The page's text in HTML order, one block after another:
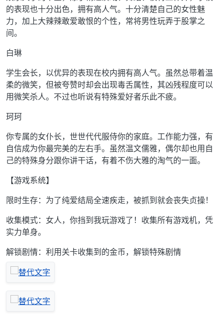
的表现也十分出色，拥有高人气。十分清楚自己的女性魅
力，加上大辣辣敢爱敢恨的个性，常将男性玩弄于股掌之
间。
白琳
学生会长，以优异的表现在校内拥有高人气。虽然总带着温
柔的微笑，但被夸赞时却会出现毒舌属性，其凶残程度可以
用微笑杀人。不过也听说有特殊爱好者乐此不疲。
珂珂
你专属的女仆长，世世代代服侍你的家庭。工作能力强，有
自信成为你最完美的左右手。虽然温文儒雅，偶尔却也用自
己的特殊身分跟你讲干话，有着不伤大雅的淘气的一面。
【游戏系统】
限时生存：为了纯爱结局全速疾走，被抓到就会丧失贞操！
收集模式：女人，你挡到我玩游戏了！收集所有游戏机，凭
实力单身。
解锁剧情：利用关卡收集到的金币，解锁特殊剧情